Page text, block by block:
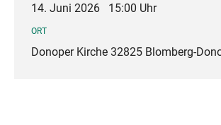
14. Juni 2026 15:00 Uhr
ORT
Donoper Kirche 32825 Blomberg-